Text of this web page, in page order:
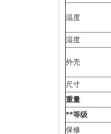
温度
湿度
外壳
尺寸
重量
**等级
保修